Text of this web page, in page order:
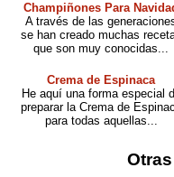
Champiñones Para
A través de las
se han creado muchas
que son muy conocidas...
Crema de Espinaca
He aquí una forma especial
preparar la Crema de
para todas aquellas...